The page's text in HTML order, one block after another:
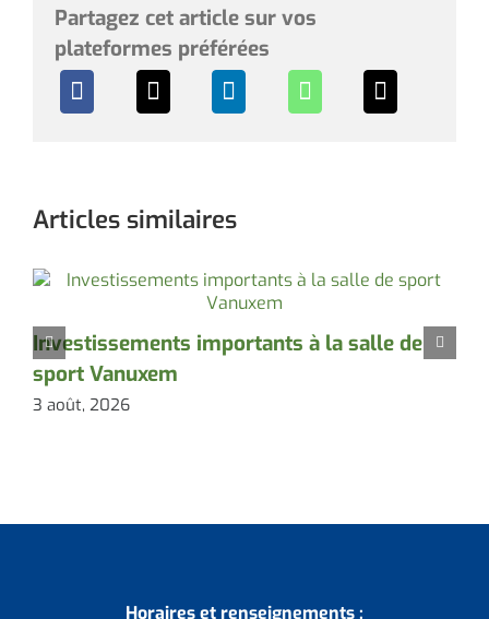
Partagez cet article sur vos
plateformes préférées
Articles similaires
Investissements importants à la salle de
sport Vanuxem
3 août, 2026
Horaires et renseignements :